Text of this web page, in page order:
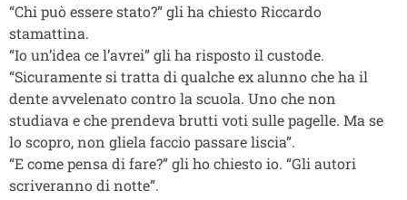
“Chi può essere stato?” gli ha chiesto Riccardo
stamattina.
“Io un’idea ce l’avrei” gli ha risposto il custode.
“Sicuramente si tratta di qualche ex alunno che ha il
dente avvelenato contro la scuola. Uno che non
studiava e che prendeva brutti voti sulle pagelle. Ma se
lo scopro, non gliela faccio passare liscia”.
“E come pensa di fare?” gli ho chiesto io. “Gli autori
scriveranno di notte”.